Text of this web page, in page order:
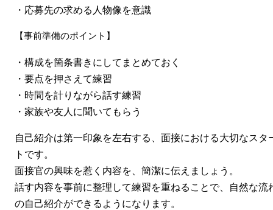
・応募先の求める人物像を意識
【事前準備のポイント】
・構成を箇条書きにしてまとめておく
・要点を押さえて練習
・時間を計りながら話す練習
・家族や友人に聞いてもらう
自己紹介は第一印象を左右する、面接における大切なスタ
トです。
面接官の興味を惹く内容を、簡潔に伝えましょう。
話す内容を事前に整理して練習を重ねることで、自然な流
の自己紹介ができるようになります。